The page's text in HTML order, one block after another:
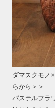
ダマスクモノ
らから＞＞
パステルフラ